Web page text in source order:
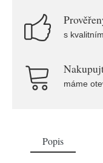
s
máme
Popis